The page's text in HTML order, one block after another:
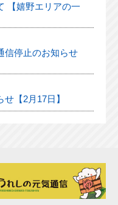
【嬉野エリアの一
信停止のお知らせ
【2月17日】